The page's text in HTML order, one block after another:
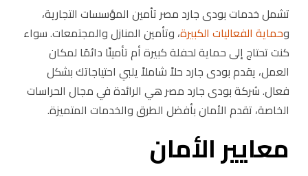
تشمل خدمات بودى جارد مصر تأمين المؤسسات التجارية،
وحماية الفعاليات الكبيرة، وتأمين المنازل والمجتمعات. سواء
كنت تحتاج إلى حماية لحفلة كبيرة أم تأمينًا دائمًا لمكان
العمل، يقدم بودى جارد حلاً شاملاً يلبي احتياجاتك بشكل
فعال. شركة بودى جارد مصر هي الرائدة في مجال الحراسات
الخاصة، تقدم الأمان بأفضل الطرق والخدمات المتميزة.
معايير الأمان